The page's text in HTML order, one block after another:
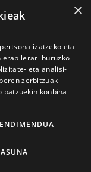
mar. 1a
×
eta
erabilerari buruzko
eta analisi-
zerbitzuak
konbina